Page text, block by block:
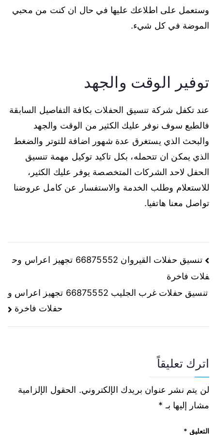
وستعمل على اطلاعك عليها في حال ان كنت من محبي
الموضة في كل شيء.
توفير الوقت والجهد
عند تكفل شركة تنسيق الحفلات بكافة التفاصيل السابقة
فالطبع سوف نوفر عليك الكثير من الوقت والجهد
والبحث الذي يستغرق عدة شهور اضافة للتوتر والضغط
الذي يمكن ان تتحمله، بكل تاكيد توكيل مهمة تنسيق
الحفل لاحد الشركات المتخصصة يوفر عليك الكثير،
للاستعلام وطلب الخدمة والاستفسار عن كامل عروضنا
تواصل معنا هاتفيا.
تنسيق حفلات القيروان 66875552 تجهيز اعراس وح
فلات فاخرة
تنسيق حفلات غرب الجليب 66875552 تجهيز اعراس و
حفلات فاخرة
اترك تعليقاً
لن يتم نشر عنوان بريدك الإلكتروني. الحقول الإلزامية
مشار إليها بـ *
التعليق *